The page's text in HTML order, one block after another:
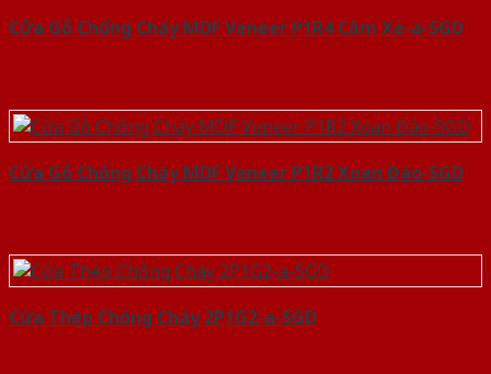
Cửa Gỗ Chống Cháy MDF Veneer P1R4 Căm Xe-a-SGD
Cửa Gỗ Chống Cháy MDF Veneer P1R2 Xoan Đào-SGD
Cửa Thép Chống Cháy 2P1G2-a-SGD